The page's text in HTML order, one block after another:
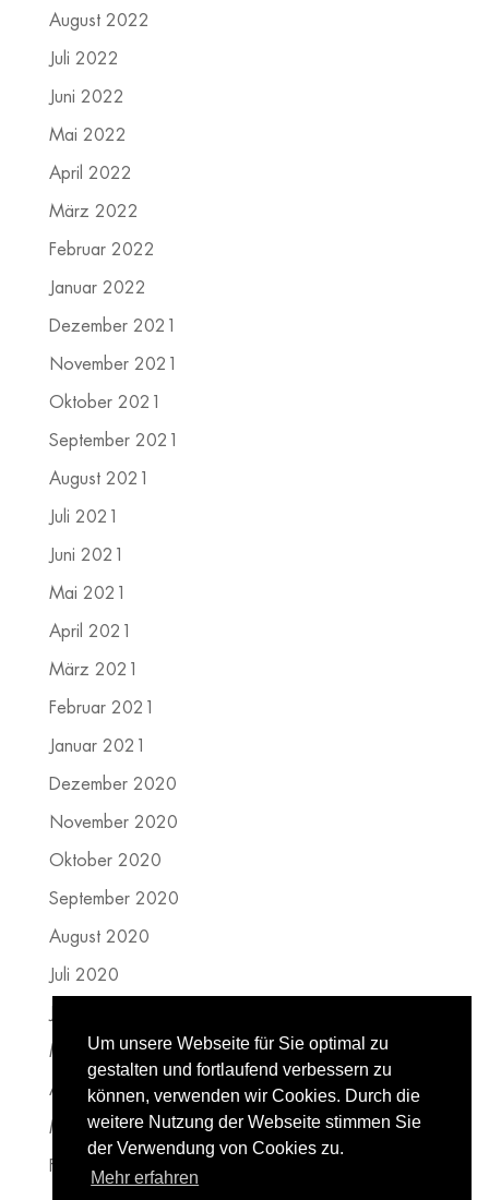
August 2022
Juli 2022
Juni 2022
Mai 2022
April 2022
März 2022
Februar 2022
Januar 2022
Dezember 2021
November 2021
Oktober 2021
September 2021
August 2021
Juli 2021
Juni 2021
Mai 2021
April 2021
März 2021
Februar 2021
Januar 2021
Dezember 2020
November 2020
Oktober 2020
September 2020
August 2020
Juli 2020
Mai 2020
April 2020
März 2020
Februar 2020
Um unsere Webseite für Sie optimal zu
gestalten und fortlaufend verbessern zu
können, verwenden wir Cookies. Durch die
weitere Nutzung der Webseite stimmen Sie
der Verwendung von Cookies zu.
Mehr erfahren